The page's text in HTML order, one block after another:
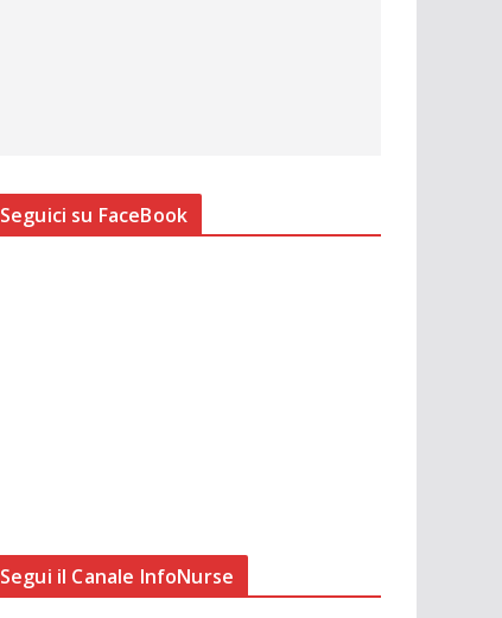
Seguici su FaceBook
Segui il Canale InfoNurse